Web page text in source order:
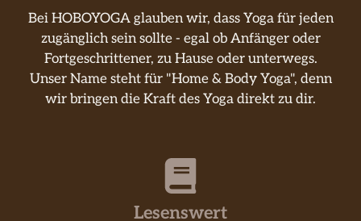
Bei HOBOYOGA glauben wir, dass Yoga für jeden
zugänglich sein sollte - egal ob Anfänger oder
Fortgeschrittener, zu Hause oder unterwegs.
Unser Name steht für "Home & Body Yoga", denn
wir bringen die Kraft des Yoga direkt zu dir.
Lesenswert